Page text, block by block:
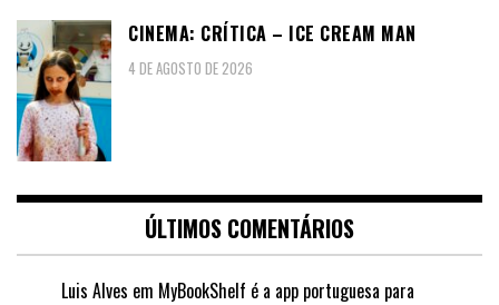
CINEMA: CRÍTICA – ICE CREAM MAN
4 DE AGOSTO DE 2026
ÚLTIMOS COMENTÁRIOS
Luis Alves em MyBookShelf é a app portuguesa para